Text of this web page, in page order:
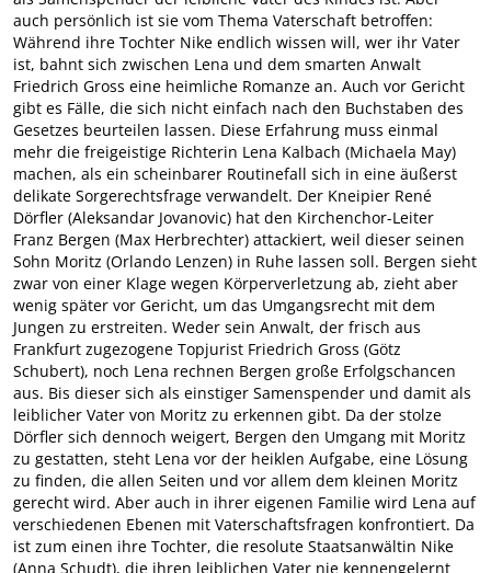
auch persönlich ist sie vom Thema Vaterschaft betroffen:
Während ihre Tochter Nike endlich wissen will, wer ihr Vater
ist, bahnt sich zwischen Lena und dem smarten Anwalt
Friedrich Gross eine heimliche Romanze an. Auch vor Gericht
gibt es Fälle, die sich nicht einfach nach den Buchstaben des
Gesetzes beurteilen lassen. Diese Erfahrung muss einmal
mehr die freigeistige Richterin Lena Kalbach (Michaela May)
machen, als ein scheinbarer Routinefall sich in eine äußerst
delikate Sorgerechtsfrage verwandelt. Der Kneipier René
Dörfler (Aleksandar Jovanovic) hat den Kirchenchor-Leiter
Franz Bergen (Max Herbrechter) attackiert, weil dieser seinen
Sohn Moritz (Orlando Lenzen) in Ruhe lassen soll. Bergen sieht
zwar von einer Klage wegen Körperverletzung ab, zieht aber
wenig später vor Gericht, um das Umgangsrecht mit dem
Jungen zu erstreiten. Weder sein Anwalt, der frisch aus
Frankfurt zugezogene Topjurist Friedrich Gross (Götz
Schubert), noch Lena rechnen Bergen große Erfolgschancen
aus. Bis dieser sich als einstiger Samenspender und damit als
leiblicher Vater von Moritz zu erkennen gibt. Da der stolze
Dörfler sich dennoch weigert, Bergen den Umgang mit Moritz
zu gestatten, steht Lena vor der heiklen Aufgabe, eine Lösung
zu finden, die allen Seiten und vor allem dem kleinen Moritz
gerecht wird. Aber auch in ihrer eigenen Familie wird Lena auf
verschiedenen Ebenen mit Vaterschaftsfragen konfrontiert. Da
ist zum einen ihre Tochter, die resolute Staatsanwältin Nike
(Anna Schudt), die ihren leiblichen Vater nie kennengelernt